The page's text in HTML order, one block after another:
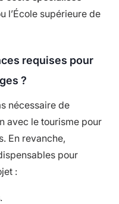
l’École supérieure de
requises pour
?
nécessaire de
avec le tourisme pour
En revanche,
pour
:
.